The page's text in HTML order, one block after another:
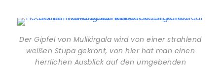
Der Gipfel von Mulikirgala wird von einer strahlend
weißen Stupa gekrönt, von hier hat man einen
herrlichen Ausblick auf den umgebenden